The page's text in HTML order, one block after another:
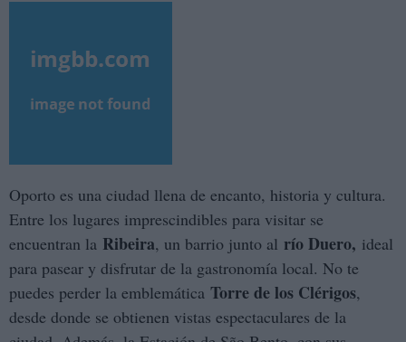
Oporto es una ciudad llena de encanto, historia y cultura.
Entre los lugares imprescindibles para visitar se
encuentran la Ribeira, un barrio junto al río Duero, ideal
para pasear y disfrutar de la gastronomía local. No te
puedes perder la emblemática Torre de los Clérigos,
desde donde se obtienen vistas espectaculares de la